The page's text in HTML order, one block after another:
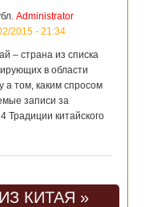
Administrator
2015 - 21:34
– страна из списка
в области
а том, каким спросом
записи за
Традиции китайского
КИТАЯ »